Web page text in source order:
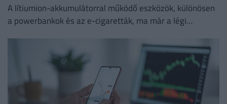
A lítiumion-akkumulátorral működő eszközök, különösen
a powerbankok és az e-cigaretták, ma már a légi